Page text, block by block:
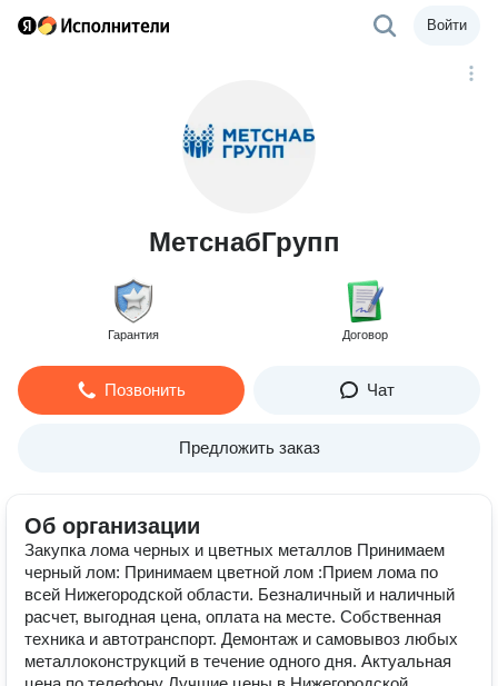
Войти
МетснабГрупп
Гарантия Договор
Позвонить Чат
Предложить заказ
Об организации
Закупка лома черных и цветных металлов Принимаем
черный лом: Принимаем цветной лом : ​​​​​​​ Прием лома ​​​​​​​по
всей Нижегородской области. Безналичный и наличный
расчет, выгодная цена, оплата на месте. Собственная
техника и автотранспорт. Демонтаж и самовывоз любых
металлоконструкций в течение одного дня. Актуальная